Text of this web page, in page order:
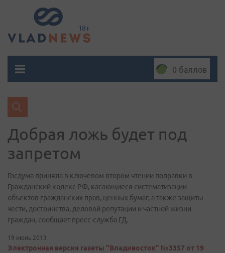
0 баллов
Добрая ложь будет под
запретом
Госдума приняла в ключевом втором чтении поправки в
Гражданский кодекс РФ, касающиеся систематизации
объектов гражданских прав, ценных бумаг, а также защиты
чести, достоинства, деловой репутации и частной жизни
граждан, сообщает пресс-служба ГД.
19 июнь 2013
Электронная версия газеты "Владивосток" №3357 от 19